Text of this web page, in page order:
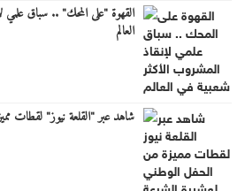
القهوة "على المحك" .. سباق علمي
العالم
شاهد عبر "القلعة نيوز" لقطات